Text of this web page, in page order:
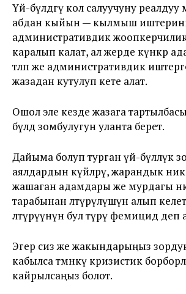
Үй-бүлөдөгү кол салуучуну реалдуу
абдан кыйын — кылмыш
административдик
каралып калат, ал жерде күнөөкөр
төлөп же административдик
жазадан кутулуп кете алат.
Ошол эле кезде жазага
бүлөдө зомбулугун уланта берет.
Дайыма болуп турган үй-бүлөлүк
аялдардын күйөөлөрү, жарандык
жашаган адамдары же мурдагы
тарабынан өлтүрүлүшүнө алып
өлтүрүүнүн бул түрү фемицид деп
Эгер сиз же жакындарыңыз
кабылса төмөнкү кризистик
кайрылсаңыз болот.